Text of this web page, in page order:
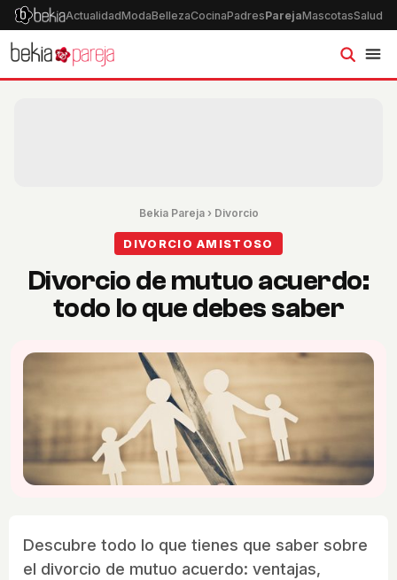
ActualidadModaBellezaCocinaPadresParejaMascotasSalud
Bekia Pareja› Divorcio
DIVORCIO AMISTOSO
Divorcio de mutuo acuerdo:
todo lo que debes saber
Descubre todo lo que tienes que saber sobre
el divorcio de mutuo acuerdo: ventajas,